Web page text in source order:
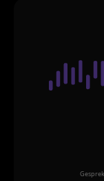
Gesprek